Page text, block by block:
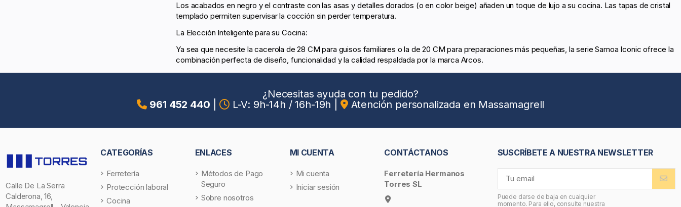
Los acabados en negro y el contraste con las asas y detalles dorados (o en color beige) añaden un toque de lujo a su cocina. Las tapas de cristal
templado permiten supervisar la cocción sin perder temperatura.
La Elección Inteligente para su Cocina:
Ya sea que necesite la cacerola de 28 CM para guisos familiares o la de 20 CM para preparaciones más pequeñas, la serie Samoa Iconic ofrece la
combinación perfecta de diseño, funcionalidad y la calidad respaldada por la marca Arcos.
¿Necesitas ayuda con tu pedido?
961 452 440
L-V: 9h-14h / 16h-19h Atención personalizada en Massamagrell
Calle De La Serra
Calderona, 16,
CATEGORÍAS
Ferretería
Protección laboral
Cocina
ENLACES
Métodos de Pago
Seguro
Sobre nosotros
MI CUENTA
Mi cuenta
Iniciar sesión
CONTÁCTANOS
Ferretería Hermanos
Torres SL
SUSCRÍBETE A NUESTRA NEWSLETTER
Puede darse de baja en cualquier
momento. Para ello, consulte nuestra